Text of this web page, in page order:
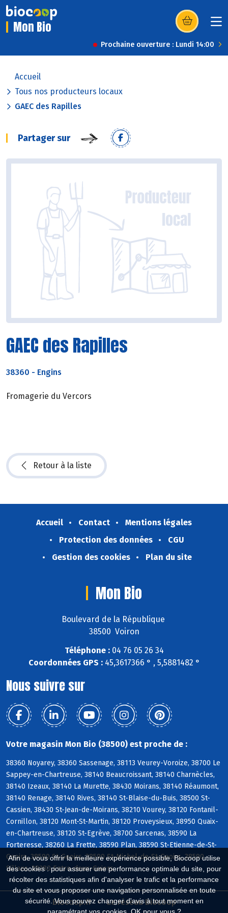
Afin de vous offrir la meilleure expérience possible, Biocoop utilise
des cookies : pour assurer une performance optimale du site, pour
récolter des statistiques afin d'analyser le trafic et la performance
du site et vous proposer une navigation personnalisée en toute
sécurité. Vous pouvez changer d'avis à tout moment en
Mon Bio (s’ouvre dans
Prochaine ouverture : Lundi 14:00
Accueil
Tous nos producteurs locaux
GAEC des Rapilles
Partager sur
GAEC des Rapilles
38360 - Engins
Fromagerie du Vercors
Retour à la liste
Accueil Contact
Mentions légales
Protection des données
CGU
Gestion des cookies
Plan du site
Mon Bio
Boulevard de la République
38500 Voiron
Téléphone :04 76 05 26 34
Coordonnées GPS :45,3617366 ° , 5,5881482 °
Nous suivre sur
Votre magasin Mon Bio (38500) est proche de :
38360 Noyarey, 38360 Sassenage, 38113 Veurey-Voroize, 38700 Le
Sappey-en-Chartreuse, 38140 Beaucroissant, 38140 Charnècles,
38140 Izeaux, 38140 La Murette, 38430 Moirans, 38140 Réaumont,
38140 Renage, 38140 Rives, 38140 St-Blaise-du-Buis, 38500 St-
Cassien, 38430 St-Jean-de-Moirans, 38210 Vourey, 38120 Fontanil-
Cornillon, 38120 Mont-St-Martin, 38120 Proveysieux, 38950 Quaix-
en-Chartreuse, 38120 St-Egrève, 38700 Sarcenas, 38590 La
Forteresse, 38260 La Frette, 38590 Plan, 38590 St-Etienne-de-St-
Geoirs, 38590 St-Geoirs, 38590 St-Michel-de-St-Geoirs, 38590
Sillans, 38380 Entre-deux-Guiers
Biocoop.fr
Le réseau Biocoop